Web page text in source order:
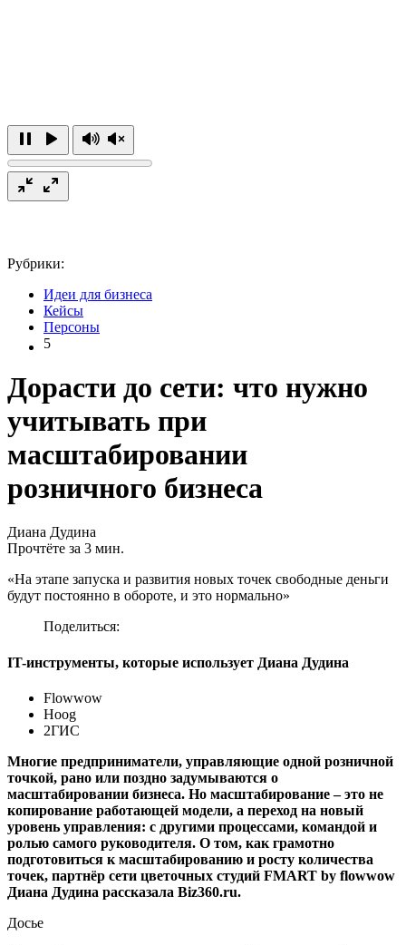
Рубрики:
Идеи для бизнеса
Кейсы
Персоны
5
Дорасти до сети: что нужно
учитывать при
масштабировании
розничного бизнеса
Диана Дудина
Прочтёте за 3 мин.
«На этапе запуска и развития новых точек свободные деньги
будут постоянно в обороте, и это нормально»
Поделиться:
IT-инструменты, которые использует Диана Дудина
Flowwow
Hoog
2ГИС
Многие предприниматели, управляющие одной розничной
точкой, рано или поздно задумываются о
масштабировании бизнеса. Но масштабирование – это не
копирование работающей модели, а переход на новый
уровень управления: с другими процессами, командой и
ролью самого руководителя. О том, как грамотно
подготовиться к масштабированию и росту количества
точек, партнёр сети цветочных студий FMART by flowwow
Диана Дудина рассказала Biz360.ru.
Досье